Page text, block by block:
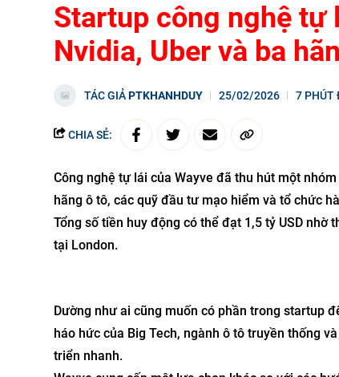
Startup công nghệ tự
Nvidia, Uber và ba
TÁC GIẢPTKHANHDUY 25/02/2026 7 PHÚT
CHIA SẺ:
Công nghệ tự lái của Wayve đã thu hút một
hãng ô tô, các quỹ đầu tư mạo hiểm và tổ chức
Tổng số tiền huy động có thể đạt 1,5 tỷ USD
tại London.
Dường như ai cũng muốn có phần trong startup
háo hức của Big Tech, ngành ô tô truyền thống
triển nhanh.